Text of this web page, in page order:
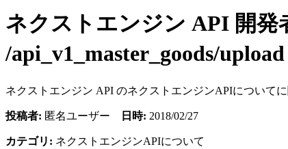
ネクストエンジン API 開
/api_v1_master_goods/
ネクストエンジン API のネクストエンジンAPIについて
投稿者: 匿名ユーザー 日時: 2018/02/27
カテゴリ: ネクストエンジンAPIについて